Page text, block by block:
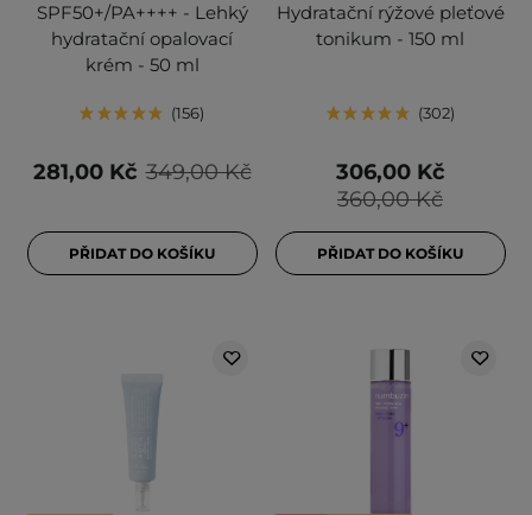
SPF50+/PA++++ - Lehký
hydratační opalovací
krém - 50 ml
156
349,00 Kč
281,00 Kč
PŘIDAT DO KOŠÍKU
Hydratační rýžové pleťové
tonikum - 150 ml
302
360,00 Kč
306,00 Kč
PŘIDAT DO KOŠÍKU